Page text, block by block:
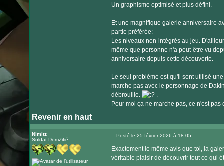
Un graphisme optimisé et plus défini.
Et une magnifique galerie anniversaire
partie préférée:
Les niveaux non-intégrés au jeu.
même que personne n'a peut-être vu
anniversaire depuis cette découverte.
Le seul problème est qu'il sont utilisé
marche pas avec le personnage de
débrouille.
.
Pour moi ça ne marche pas, ce n'est
Revenir en haut
Nimitz
Soldat DomZifié
Posté le 25 février 2026 à 18:05
Exactement le même avis que toi, la
véritable plaisir de découvrir tout ce qui